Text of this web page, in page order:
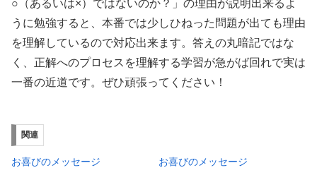
○（あるいは×）ではないのか？」の理由が説明出来るよ
うに勉強すると、本番では少しひねった問題が出ても理由
を理解しているので対応出来ます。答えの丸暗記ではな
く、正解へのプロセスを理解する学習が急がば回れで実は
一番の近道です。ぜひ頑張ってください！
関連
お喜びのメッセージ お喜びのメッセージ